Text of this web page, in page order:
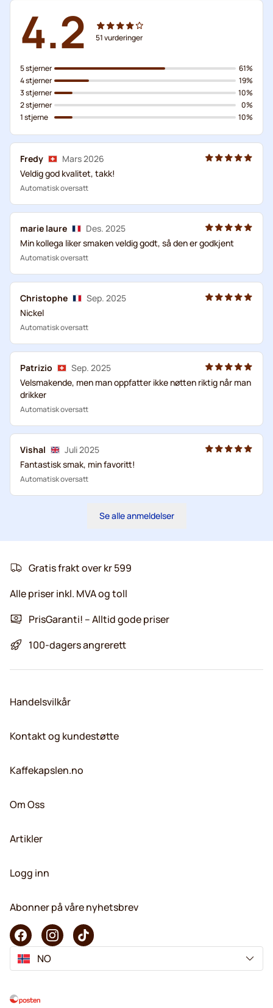
4.2 51vurderinger
5 stjerner
4 stjerner
3 stjerner
2 stjerner
1 stjerne
61%
19%
10%
0%
10%
Fredy
Mars 2026
Veldig god kvalitet, takk!
Automatisk oversatt
marie laure
Des. 2025
Min kollega liker smaken veldig godt, så den er godkjent
Automatisk oversatt
Christophe
Sep. 2025
Nickel
Automatisk oversatt
Patrizio
Sep. 2025
Velsmakende, men man oppfatter ikke nøtten riktig når man
drikker
Automatisk oversatt
Vishal
Juli 2025
Fantastisk smak, min favoritt!
Automatisk oversatt
Se alle anmeldelser
Gratis frakt over kr 599
Alle priser inkl. MVA og toll
PrisGaranti! – Alltid gode priser
100-dagers angrerett
Handelsvilkår
Kontakt og kundestøtte
Kaffekapslen.no
Om Oss
Artikler
Logg inn
Abonner på våre nyhetsbrev
NO